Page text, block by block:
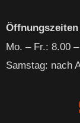
Öffnungszeiten
Mo. – Fr.: 8.00
Samstag: nach